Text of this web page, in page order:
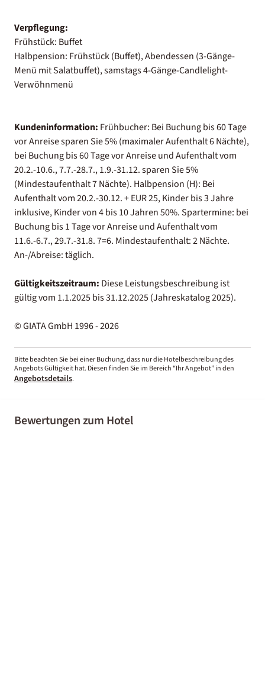
Verpflegung:
Frühstück: Buffet
Halbpension: Frühstück (Buffet), Abendessen (3-Gänge-
Menü mit Salatbuffet), samstags 4-Gänge-Candlelight-
Verwöhnmenü
Kundeninformation: Frühbucher: Bei Buchung bis 60 Tage
vor Anreise sparen Sie 5% (maximaler Aufenthalt 6 Nächte),
bei Buchung bis 60 Tage vor Anreise und Aufenthalt vom
20.2.-10.6., 7.7.-28.7., 1.9.-31.12. sparen Sie 5%
(Mindestaufenthalt 7 Nächte). Halbpension (H): Bei
Aufenthalt vom 20.2.-30.12. + EUR 25, Kinder bis 3 Jahre
inklusive, Kinder von 4 bis 10 Jahren 50%. Spartermine: bei
Buchung bis 1 Tage vor Anreise und Aufenthalt vom
11.6.-6.7., 29.7.-31.8. 7=6. Mindestaufenthalt: 2 Nächte.
An-/Abreise: täglich.
Gültigkeitszeitraum: Diese Leistungsbeschreibung ist
gültig vom 1.1.2025 bis 31.12.2025 (Jahreskatalog 2025).
© GIATA GmbH 1996 - 2026
Bitte beachten Sie bei einer Buchung, dass nur die Hotelbeschreibung des
Angebots Gültigkeit hat. Diesen finden Sie im Bereich “Ihr Angebot” in den
Angebotsdetails.
Bewertungen zum Hotel